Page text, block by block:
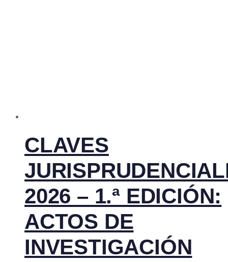
CLAVES
2026 – 1.ª EDICIÓN:
ACTOS DE
INVESTIGACIÓN